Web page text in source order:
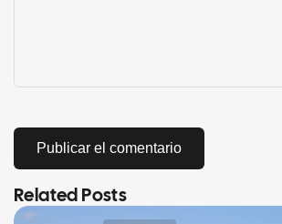
Related Posts